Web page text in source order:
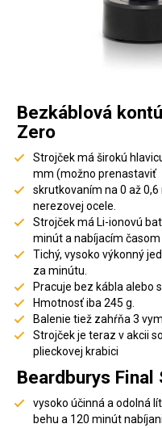
Bezkáblová
Zero
Strojček má širokú
mm (možno prenastaviť
skrutkovaním na 0 až
nerezovej ocele.
Strojček má Li-ionovú
minút a nabíjacím časom
Tichý, vysoko výkonný
za minútu.
Pracuje bez kábla alebo
Hmotnosť iba 245 g.
Balenie tiež zahŕňa 3
Strojček je teraz v akcii
plieckovej krabici
Beardburys Final
vysoko účinná a odolná
behu a 120 minút